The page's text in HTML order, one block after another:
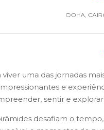
DOHA,
uma das jornadas
e
sentir e
desafiam o